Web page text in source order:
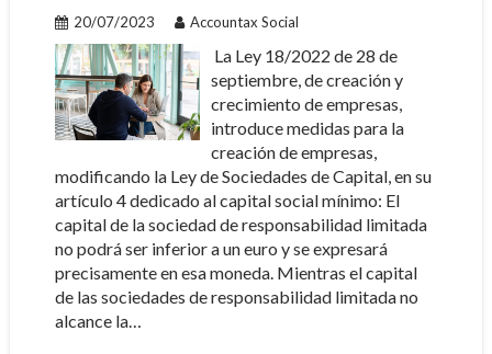
20/07/2023 Accountax Social
La Ley 18/2022 de 28 de
septiembre, de creación y
crecimiento de empresas,
introduce medidas para la
creación de empresas,
modificando la Ley de Sociedades de Capital, en su
artículo 4 dedicado al capital social mínimo: El
capital de la sociedad de responsabilidad limitada
no podrá ser inferior a un euro y se expresará
precisamente en esa moneda. Mientras el capital
de las sociedades de responsabilidad limitada no
alcance la…